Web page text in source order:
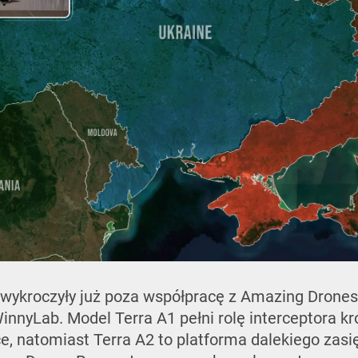
już poza współpracę z Amazing
Model Terra A1 pełni rolę interceptora
natomiast Terra A2 to platforma dalekiego